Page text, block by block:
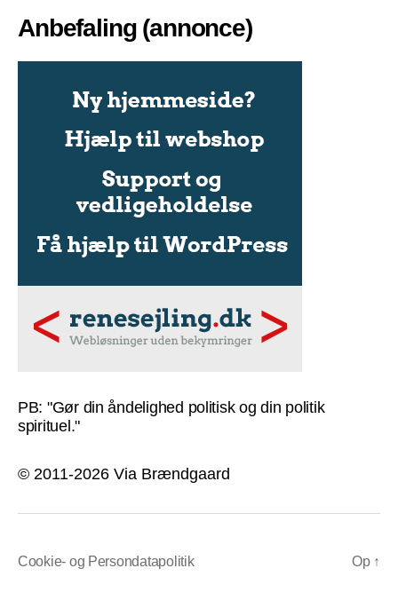
Anbefaling (annonce)
PB: "Gør din åndelighed politisk og din politik
spirituel."
© 2011-2026 Via Brændgaard
Cookie- og Persondatapolitik Op ↑